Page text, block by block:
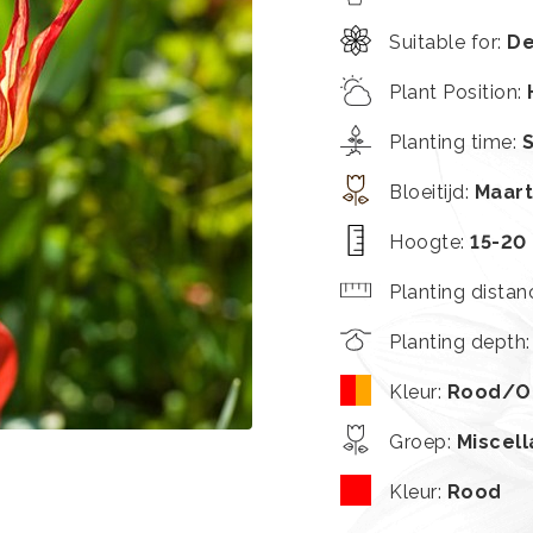
Suitable for:
Plant Position:
Planting time:
Bloeitijd:
Hoogte: 15-20
Planting
Planting depth
Kleur: Rood/
Groep:
Kleur: Rood